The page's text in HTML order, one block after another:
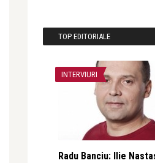
TOP EDITORIALE
INTERVIURI
Radu Banciu: Ilie